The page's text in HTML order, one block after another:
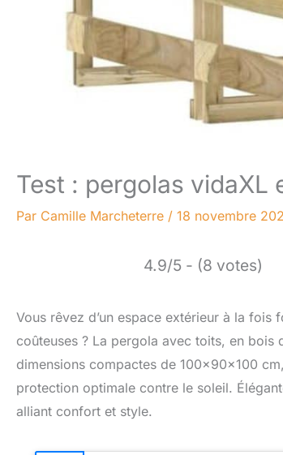
Test : pergolas vidaXL
Par Camille Marcheterre / 18 novembre
4.9/5 - (8 votes)
Vous rêvez d’un espace extérieur à la
coûteuses ? La pergola avec toits, en
dimensions compactes de 100x90x100
protection optimale contre le soleil.
alliant confort et style.